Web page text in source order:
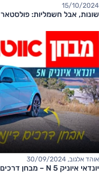
15/10/2024
שונות, אבל חשמליות: פולסטאר 2 או יונדאי איוניק 5 משומשות
אוהד אלגוב, 30/09/2024
יונדאי איוניק 5 N – מבחן דרכים דינמי